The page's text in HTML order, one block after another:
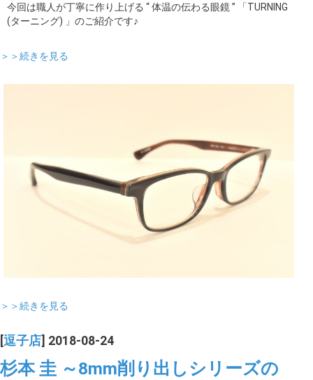
今回は職人が丁寧に作り上げる “ 体温の伝わる眼鏡 ” 「TURNING
(ターニング) 」のご紹介です♪
＞＞続きを見る
＞＞続きを見る
逗子店 ] 2018-08-24
杉本 圭 ～8mm削り出しシリーズの